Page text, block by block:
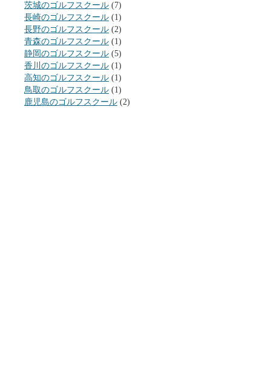
茨城のゴルフスクール (7)
長崎のゴルフスクール (1)
長野のゴルフスクール (2)
青森のゴルフスクール (1)
静岡のゴルフスクール (5)
香川のゴルフスクール (1)
高知のゴルフスクール (1)
鳥取のゴルフスクール (1)
鹿児島のゴルフスクール (2)